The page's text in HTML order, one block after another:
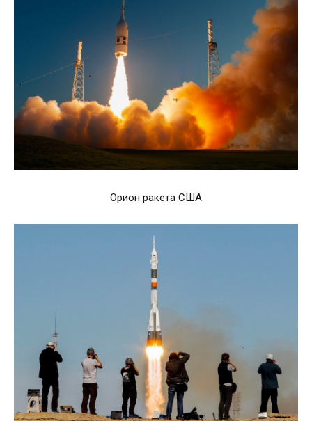
Орион ракета США